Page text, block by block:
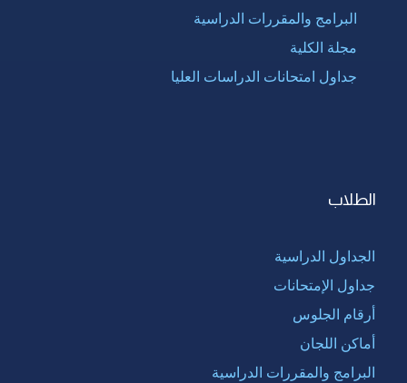
البرامج والمقررات الدراسية
مجلة الكلية
جداول امتحانات الدراسات العليا
الطلاب
الجداول الدراسية
جداول الإمتحانات
أرقام الجلوس
أماكن اللجان
البرامج والمقررات الدراسية